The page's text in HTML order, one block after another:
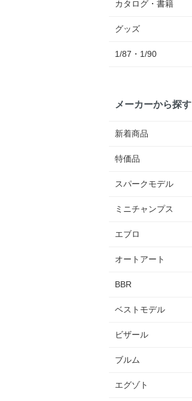
カタログ・書籍
グッズ
1/87・1/90
メーカーから探す
新着商品
特価品
スパークモデル
ミニチャンプス
エブロ
オートアート
BBR
ベストモデル
ビザール
ブルム
エグゾト